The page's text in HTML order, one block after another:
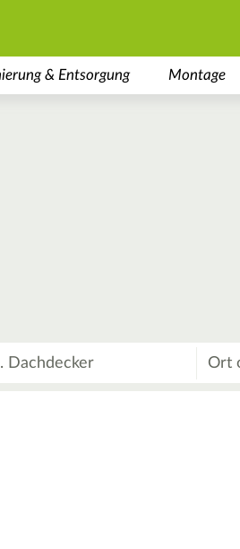
& Entsorgung Montage